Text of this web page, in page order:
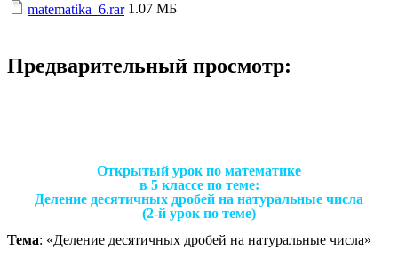
matematika_6.rar 1.07 МБ
Предварительный просмотр:
Открытый урок по математике
в 5 классе по теме:
Деление десятичных дробей на натуральные числа
(2-й урок по теме)
Тема: «Деление десятичных дробей на натуральные числа»